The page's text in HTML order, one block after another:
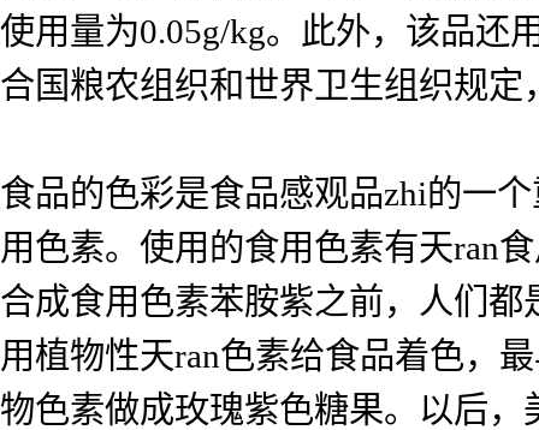
使用量为0.05g/kg。此外，该品还
合国粮农组织和世界卫生组织规
食品的色彩是食品感观品zhi的一
用色素。使用的食用色素有天ran
合成食用色素苯胺紫之前，人们
用植物性天ran色素给食品着色，
物色素做成玫瑰紫色糖果。以后